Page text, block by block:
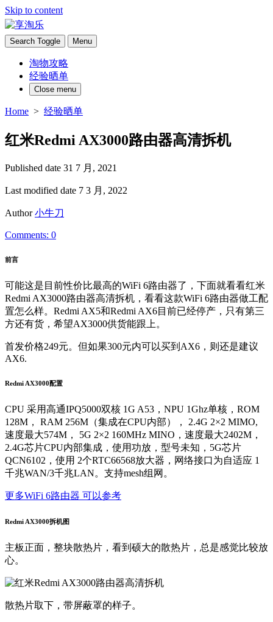
Skip to content
Search Toggle Menu
淘物攻略
经验晒单
Close menu
Home > 经验晒单
红米Redmi AX3000路由器高清拆机
Published date 31 7 月, 2021
Last modified date 7 3 月, 2022
Author 小牛刀
Comments: 0
前言
可能这是目前性价比最高的WiFi 6路由器了，下面就看看红米
Redmi AX3000路由器高清拆机，看看这款WiFi 6路由器做工配
置怎么样。Redmi AX5和Redmi AX6目前已经停产，只有第三
方还有货，希望AX3000供货能跟上。
首发价格249元。但如果300元内可以买到AX6，则还是建议
AX6.
Redmi AX3000配置
CPU 采用高通IPQ5000双核 1G A53，NPU 1Ghz单核，ROM
128M， RAM 256M（集成在CPU内部）， 2.4G 2×2 MIMO,
速度最大574M， 5G 2×2 160MHz MINO，速度最大2402M，
2.4G芯片CPU内部集成，使用功放，型号未知，5G芯片
QCN6102，使用 2个RTC66568放大器，网络接口为自适应 1
千兆WAN/3千兆LAN。支持mesh组网。
更多WiFi 6路由器 可以参考
Redmi AX3000拆机图
主板正面，整块散热片，看到硕大的散热片，总是感觉比较放
心。
散热片取下，带屏蔽罩的样子。